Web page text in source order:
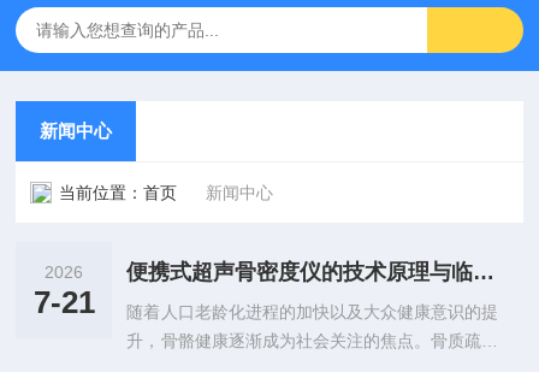
新闻中心
当前位置：首页 新闻中心
2026
7-21
便携式超声骨密度仪的技术原理与临床应用分析
随着人口老龄化进程的加快以及大众健康意识的提
升，骨骼健康逐渐成为社会关注的焦点。骨质疏松